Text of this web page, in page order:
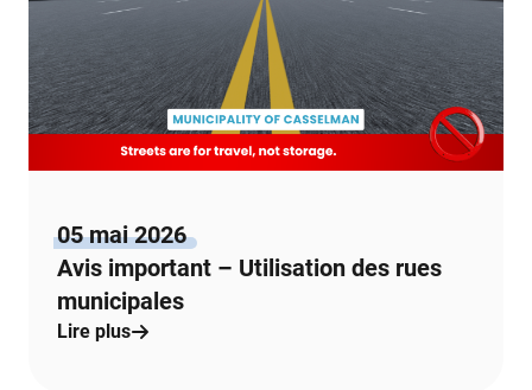
05 mai 2026
Avis important – Utilisation des rues
municipales
Lire plus